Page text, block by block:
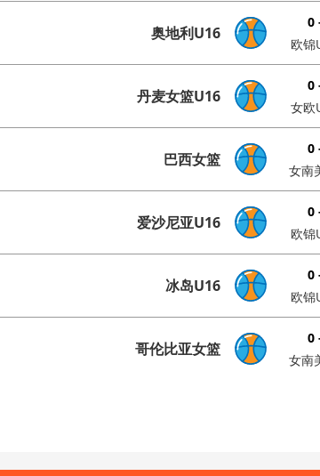
奥地利U16
0
欧锦
丹麦女篮U16
0
女欧
巴西女篮
0
女南
爱沙尼亚U16
0
欧锦
冰岛U16
0
欧锦
哥伦比亚女篮
0
女南